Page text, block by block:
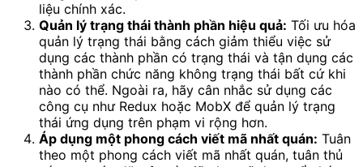
liệu chính xác.
Quản lý trạng thái thành phần hiệu quả: Tối ưu hóa
quản lý trạng thái bằng cách giảm thiểu việc sử
dụng các thành phần có trạng thái và tận dụng các
thành phần chức năng không trạng thái bất cứ khi
nào có thể. Ngoài ra, hãy cân nhắc sử dụng các
công cụ như Redux hoặc MobX để quản lý trạng
thái ứng dụng trên phạm vi rộng hơn.
Áp dụng một phong cách viết mã nhất quán: Tuân
theo một phong cách viết mã nhất quán, tuân thủ